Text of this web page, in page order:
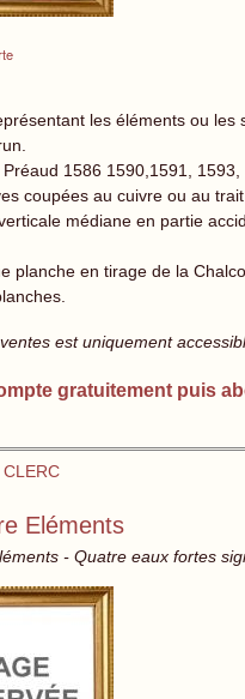
les éléments ou
1586 1590,1591,
coupées au cuivre ou au
médiane en partie
planche en tirage de la
est uniquement
gratuitement puis
Eléments
- Quatre eaux fortes